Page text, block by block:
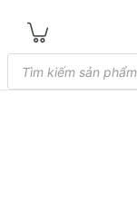
Tìm
kiếm
sản